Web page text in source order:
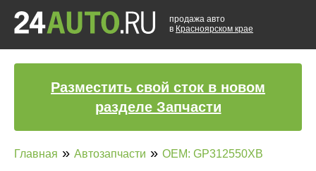
продажа авто
в Красноярском крае
Разместить свой сток в новом
разделе Запчасти
Главная » Автозапчасти » OEM: GP312550XB